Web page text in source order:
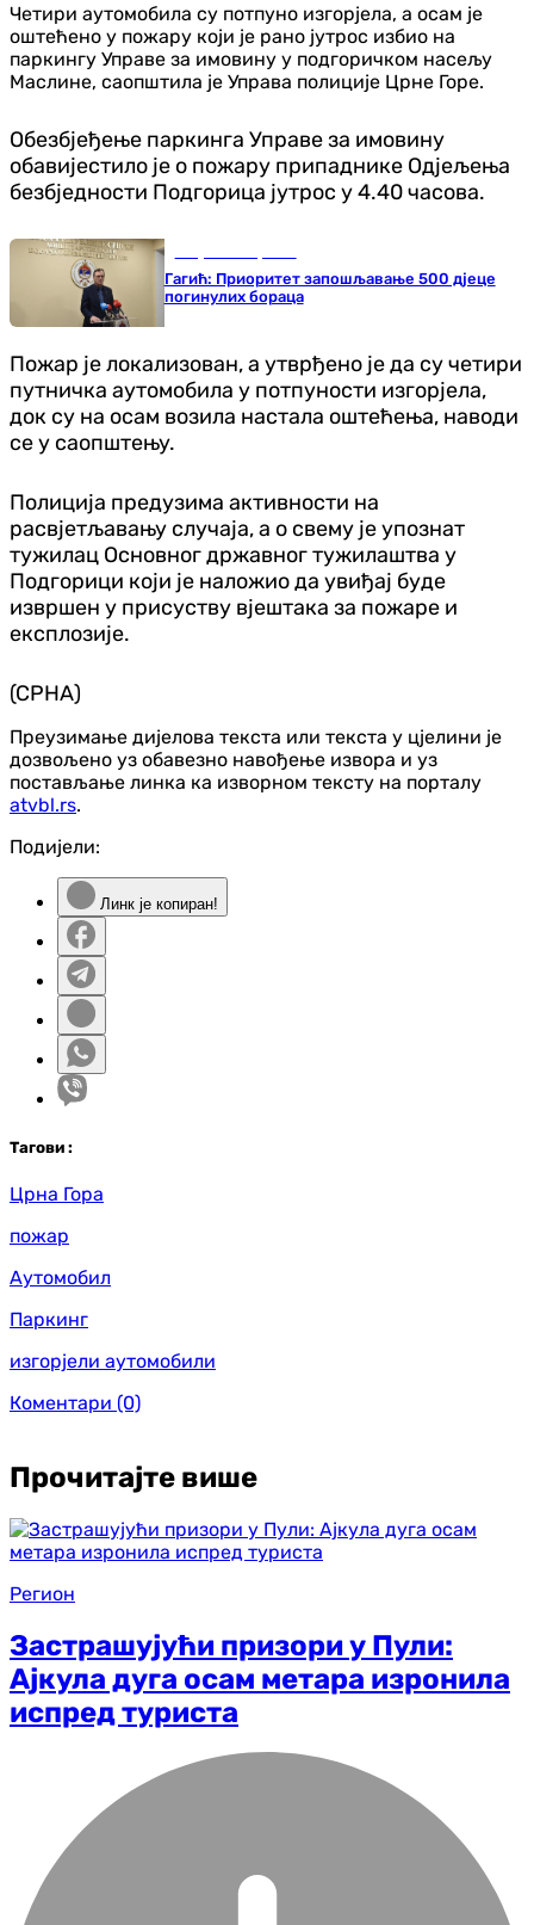
Четири аутомобила су потпуно изгорјела, а осам је
оштећено у пожару који је рано јутрос избио на
паркингу Управе за имовину у подгоричком насељу
Маслине, саопштила је Управа полиције Црне Горе.
Обезбјеђење паркинга Управе за имовину
обавијестило је о пожару припаднике Одјељења
безбједности Подгорица јутрос у 4.40 часова.
Гагић: Приоритет запошљавање 500 дјеце
погинулих бораца
Пожар је локализован, а утврђено је да су четири
путничка аутомобила у потпуности изгорјела,
док су на осам возила настала оштећења, наводи
се у саопштењу.
Полиција предузима активности на
расвјетљавању случаја, а о свему је упознат
тужилац Основног државног тужилаштва у
Подгорици који је наложио да увиђај буде
извршен у присуству вјештака за пожаре и
експлозије.
(СРНА)
Преузимање дијелова текста или текста у цјелини је
дозвољено уз обавезно навођење извора и уз
постављање линка ка изворном тексту на порталу
atvbl.rs.
Подијели:
Линк је копиран!
Тагови :
Црна Гора
пожар
Аутомобил
Паркинг
изгорјели аутомобили
Коментари (0)
Прочитајте више
Регион
Застрашујући призори у Пули:
Ајкула дуга осам метара изронила
испред туриста